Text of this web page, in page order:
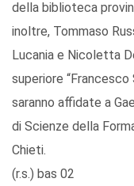
della biblioteca
inoltre, Tommaso
Lucania e Nicoletta
superiore
saranno affidate a
di Scienze della
Chieti.
(r.s.) bas 02